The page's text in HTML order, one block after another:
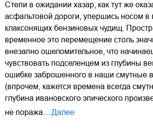
Степи в ожидании хазар, как тут же
асфальтовой дороги, упершись носом в
клаксонящих бензиновых чудищ.
временное это перемещение столь
внезапно ошеломительное, что
чувствовать подселенцем из глубины
ошибке заброшенного в наши смутные
(впрочем, кажется времена всегда
глубина ивановского эпического
не поража…Далее